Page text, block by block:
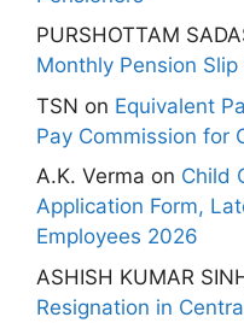
PURSHOTTAM
Monthly Pension
TSN on Equivalent
Pay Commission for
A.K. Verma on Child
Application Form,
Employees 2026
ASHISH KUMAR
Resignation in